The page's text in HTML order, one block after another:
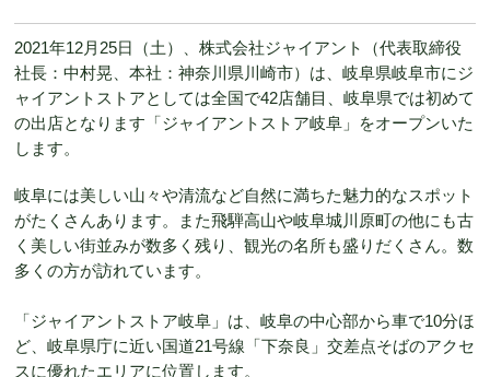
2021年12月25日（土）、株式会社ジャイアント（代表取締役
社長：中村晃、本社：神奈川県川崎市）は、岐阜県岐阜市にジ
ャイアントストアとしては全国で42店舗目、岐阜県では初めて
の出店となります「ジャイアントストア岐阜」をオープンいた
します。
岐阜には美しい山々や清流など自然に満ちた魅力的なスポット
がたくさんあります。また飛騨高山や岐阜城川原町の他にも古
く美しい街並みが数多く残り、観光の名所も盛りだくさん。数
多くの方が訪れています。
「ジャイアントストア岐阜」は、岐阜の中心部から車で10分ほ
ど、岐阜県庁に近い国道21号線「下奈良」交差点そばのアクセ
スに優れたエリアに位置します。